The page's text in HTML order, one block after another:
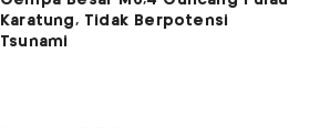
Karatung, Tidak Berpotensi
Tsunami